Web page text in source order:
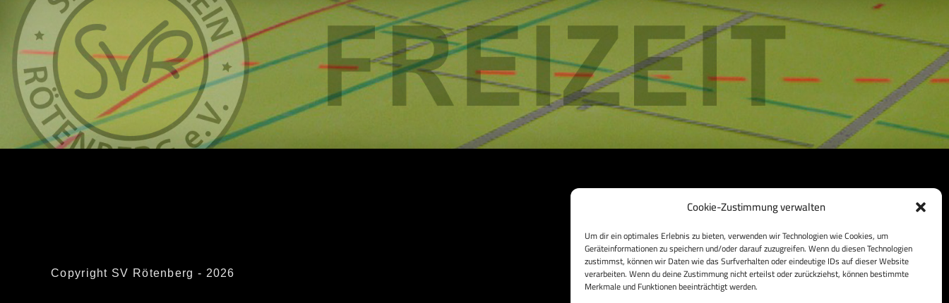
Cookie-Zustimmung verwalten
Um dir ein optimales Erlebnis zu bieten, verwenden wir Technologien wie Cookies, um
Geräteinformationen zu speichern und/oder darauf zuzugreifen. Wenn du diesen Technologien
zustimmst, können wir Daten wie das Surfverhalten oder eindeutige IDs auf dieser Website
verarbeiten. Wenn du deine Zustimmung nicht erteilst oder zurückziehst, können bestimmte
Merkmale und Funktionen beeinträchtigt werden.
Datenschutzbestimmungen Impressum Kontakt
Copyright SV Rötenberg - 2026